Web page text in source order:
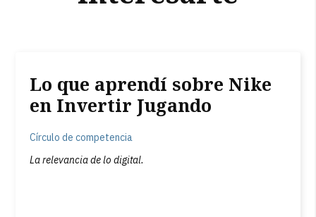
Lo que aprendí sobre Nike
en Invertir Jugando
Círculo de competencia
La relevancia de lo digital.